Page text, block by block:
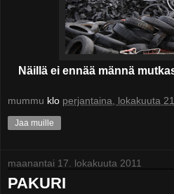
Näillä ei ennää männä
mummu klo perjantaina, lokakuuta
Jaa muille
maanantai 17. lokakuuta 2011
PAKURI